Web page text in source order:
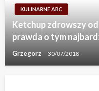
KULINARNE ABC
Ketchup zdrowszy
prawda o tym
Grzegorz 30/07/2018